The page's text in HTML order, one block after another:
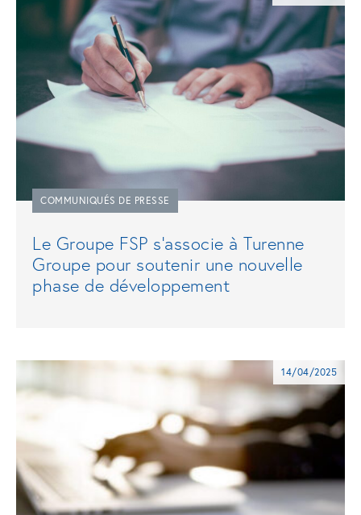
COMMUNIQUÉS DE PRESSE
Le Groupe FSP s’associe à Turenne
Groupe pour soutenir une nouvelle
phase de développement
14/04/2025